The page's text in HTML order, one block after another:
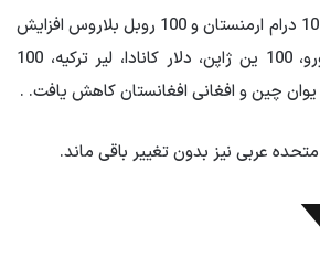
نرخ رسمی ریال عمان، 100 درام ارمنستان و 100 روبل بلاروس افزایش
و نرخ پوند انگلیس، یورو، 100 ین ژاپن، دلار کانادا، لیر ترکیه، 100
یوان چین و افغانی افغانستان کاهش یافت. .
عربی نیز بدون تغییر باقی ماند.